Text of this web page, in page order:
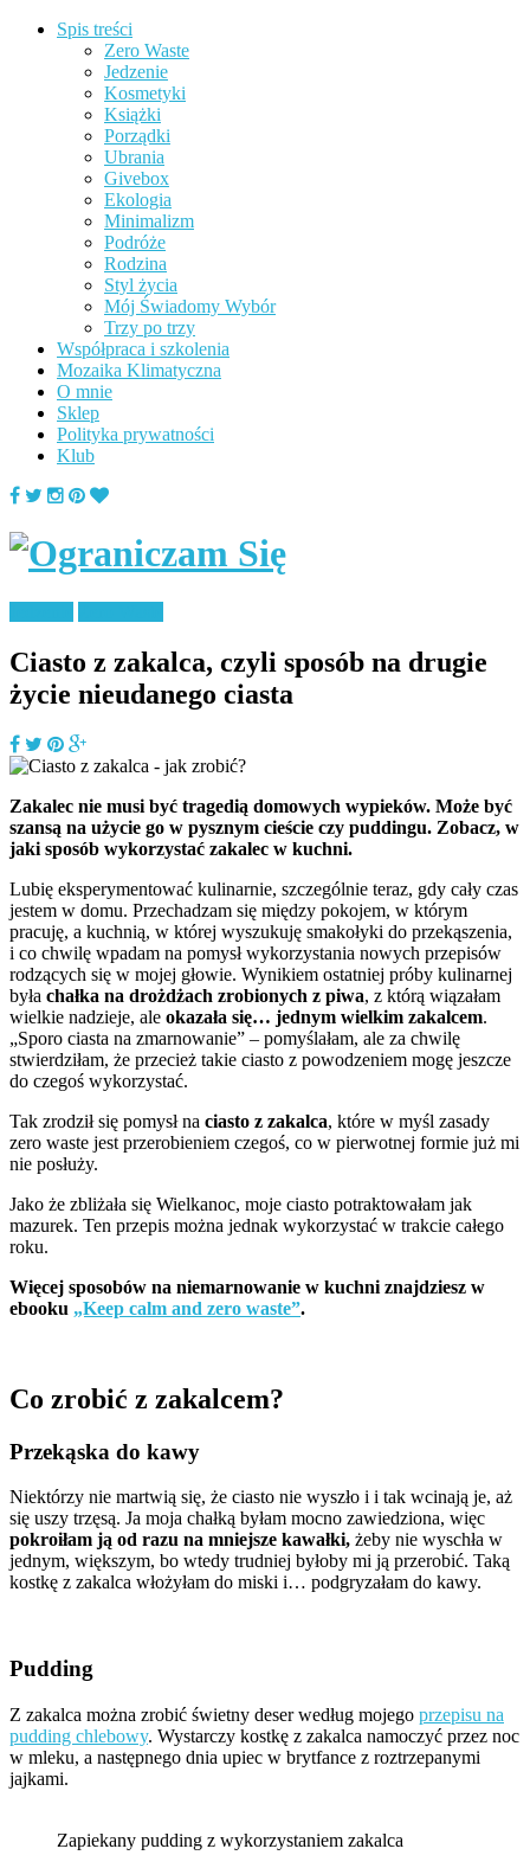
Spis treści
Zero Waste
Jedzenie
Kosmetyki
Książki
Porządki
Ubrania
Givebox
Ekologia
Minimalizm
Podróże
Rodzina
Styl życia
Mój Świadomy Wybór
Trzy po trzy
Współpraca i szkolenia
Mozaika Klimatyczna
O mnie
Sklep
Polityka prywatności
Klub
Ciasto z zakalca, czyli sposób na drugie
życie nieudanego ciasta
Zakalec nie musi być tragedią domowych wypieków. Może być
szansą na użycie go w pysznym cieście czy puddingu. Zobacz, w
jaki sposób wykorzystać zakalec w kuchni.
Lubię eksperymentować kulinarnie, szczególnie teraz, gdy cały czas
jestem w domu. Przechadzam się między pokojem, w którym
pracuję, a kuchnią, w której wyszukuję smakołyki do przekąszenia,
i co chwilę wpadam na pomysł wykorzystania nowych przepisów
rodzących się w mojej głowie. Wynikiem ostatniej próby kulinarnej
była chałka na drożdżach zrobionych z piwa, z którą wiązałam
wielkie nadzieje, ale okazała się… jednym wielkim zakalcem.
„Sporo ciasta na zmarnowanie” – pomyślałam, ale za chwilę
stwierdziłam, że przecież takie ciasto z powodzeniem mogę jeszcze
do czegoś wykorzystać.
Tak zrodził się pomysł na ciasto z zakalca, które w myśl zasady
zero waste jest przerobieniem czegoś, co w pierwotnej formie już mi
nie posłuży.
Jako że zbliżała się Wielkanoc, moje ciasto potraktowałam jak
mazurek. Ten przepis można jednak wykorzystać w trakcie całego
roku.
Więcej sposobów na niemarnowanie w kuchni znajdziesz w
ebooku „Keep calm and zero waste”.
Co zrobić z zakalcem?
Przekąska do kawy
Niektórzy nie martwią się, że ciasto nie wyszło i i tak wcinają je, aż
się uszy trzęsą. Ja moja chałką byłam mocno zawiedziona, więc
pokroiłam ją od razu na mniejsze kawałki, żeby nie wyschła w
jednym, większym, bo wtedy trudniej byłoby mi ją przerobić. Taką
kostkę z zakalca włożyłam do miski i… podgryzałam do kawy.
Pudding
Z zakalca można zrobić świetny deser według mojego przepisu na
pudding chlebowy. Wystarczy kostkę z zakalca namoczyć przez noc
w mleku, a następnego dnia upiec w brytfance z roztrzepanymi
jajkami.
Zapiekany pudding z wykorzystaniem zakalca